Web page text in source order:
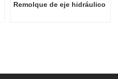
Remolque de eje hidráulico